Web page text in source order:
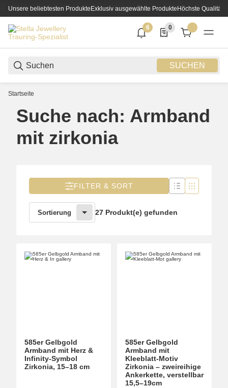
Unsere beliebtesten ProdukteExklusiv ausgewählte ProdukteHöchste Qualität
SUCHEN
6
6 neue Notifizierungen
0
0 Produkte in der
Startseite
Suche nach: Armband
mit zirkonia
FILTER & SORT
Sortierung 27 Produkt(e) gefunden
585er Gelbgold
Armband mit Herz &
Infinity-Symbol
Zirkonia, 15–18 cm
585er Gelbgold
Armband mit
Kleeblatt-Motiv
Zirkonia – zweireihige
Ankerkette, verstellbar
15,5–19cm